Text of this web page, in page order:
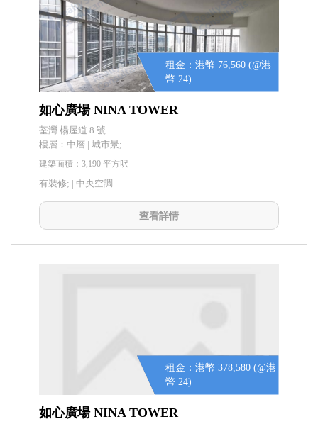
租金：港幣 76,560 (@港
幣 24)
如心廣場 NINA TOWER
荃灣 楊屋道 8 號
樓層：中層 | 城市景;
建築面積：3,190 平方呎
有裝修; | 中央空調
查看詳情
租金：港幣 378,580 (@港
幣 24)
如心廣場 NINA TOWER